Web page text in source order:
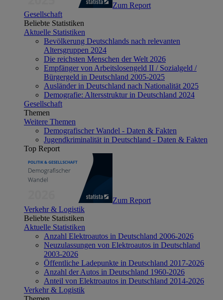
Zum Report
Gesellschaft
Beliebte Statistiken
Aktuelle Statistiken
Bevölkerung Deutschlands nach relevanten
Altersgruppen 2024
Die reichsten Menschen der Welt 2026
Empfänger von Arbeitslosengeld II / Sozialgeld /
Bürgergeld in Deutschland 2005-2025
Ausländer in Deutschland nach Nationalität 2025
Demografie: Altersstruktur in Deutschland 2024
Gesellschaft
Themen
Weitere Themen
Demografischer Wandel - Daten & Fakten
Jugendkriminalität in Deutschland - Daten & Fakten
Top Report
Zum Report
Verkehr & Logistik
Beliebte Statistiken
Aktuelle Statistiken
Anzahl Elektroautos in Deutschland 2006-2026
Neuzulassungen von Elektroautos in Deutschland
2003-2026
Öffentliche Ladepunkte in Deutschland 2017-2026
Anzahl der Autos in Deutschland 1960-2026
Anteil von Elektroautos in Deutschland 2014-2026
Verkehr & Logistik